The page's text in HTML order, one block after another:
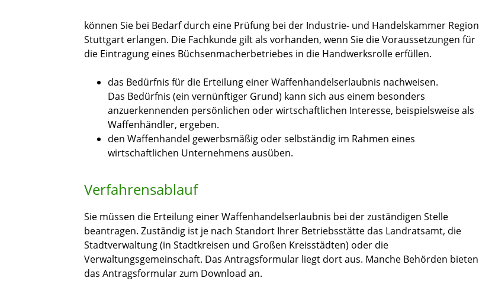
können Sie bei Bedarf durch eine Prüfung bei der Industrie- und Handelskammer Region
Stuttgart erlangen. Die Fachkunde gilt als vorhanden, wenn Sie die Voraussetzungen für
die Eintragung eines Büchsenmacherbetriebes in die Handwerksrolle erfüllen.
das Bedürfnis für die Erteilung einer Waffenhandelserlaubnis nachweisen.
Das Bedürfnis (ein vernünftiger Grund) kann sich aus einem besonders
anzuerkennenden persönlichen oder wirtschaftlichen Interesse, beispielsweise als
Waffenhändler, ergeben.
den Waffenhandel gewerbsmäßig oder selbständig im Rahmen eines
wirtschaftlichen Unternehmens ausüben.
Verfahrensablauf
Sie müssen die Erteilung einer Waffenhandelserlaubnis bei der zuständigen Stelle
beantragen. Zuständig ist je nach Standort Ihrer Betriebsstätte das Landratsamt, die
Stadtverwaltung (in Stadtkreisen und Großen Kreisstädten) oder die
Verwaltungsgemeinschaft. Das Antragsformular liegt dort aus. Manche Behörden bieten
das Antragsformular zum Download an.